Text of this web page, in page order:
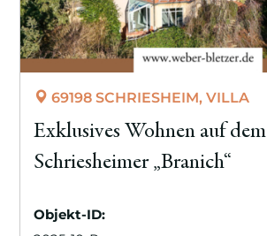
69198 SCHRIESHEIM, VILLA
Exklusives Wohnen auf dem
Schriesheimer „Branich“
Objekt-ID: